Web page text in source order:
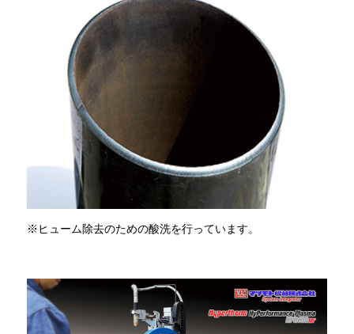
※ヒューム除去のための酸洗を行っています。